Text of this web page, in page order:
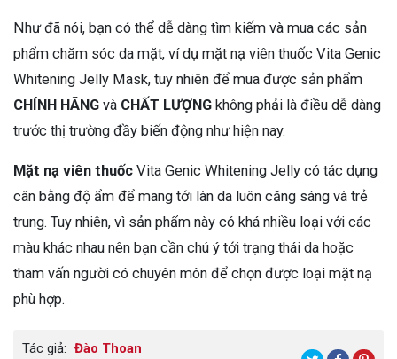
Như đã nói, bạn có thể dễ dàng tìm kiếm và mua các sản
phẩm chăm sóc da mặt, ví dụ mặt nạ viên thuốc Vita Genic
Whitening Jelly Mask, tuy nhiên để mua được sản phẩm
CHÍNH HÃNG và CHẤT LƯỢNG không phải là điều dễ dàng
trước thị trường đầy biến động như hiện nay.
Mặt nạ viên thuốc Vita Genic Whitening Jelly có tác dụng
cân bằng độ ẩm để mang tới làn da luôn căng sáng và trẻ
trung. Tuy nhiên, vì sản phẩm này có khá nhiều loại với các
màu khác nhau nên bạn cần chú ý tới trạng thái da hoặc
tham vấn người có chuyên môn để chọn được loại mặt nạ
phù hợp.
Tác giả: Đào Thoan